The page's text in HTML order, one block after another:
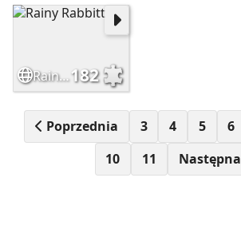
Rainy Rabbitt182
Poprzednia 3 4 5 6
10
11 Następna